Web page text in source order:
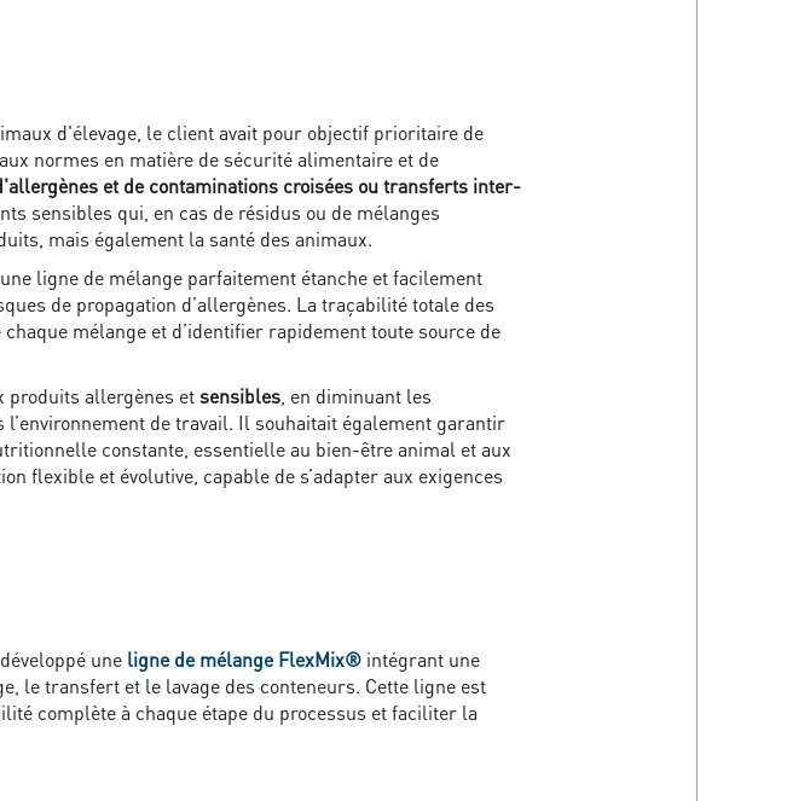
d'élevage, le client avait pour objectif prioritaire de
normes en matière de sécurité alimentaire et de
et de contaminations croisées ou transferts inter-
sensibles qui, en cas de résidus ou de mélanges
mais également la santé des animaux.
ligne de mélange parfaitement étanche et facilement
de propagation d’allergènes. La traçabilité totale des
mélange et d’identifier rapidement toute source de
produits allergènes etsensibles , en diminuant les
de travail. Il souhaitait également garantir
constante, essentielle au bien-être animal et aux
flexible et évolutive, capable de s’adapter aux exigences
une ligne de mélange FlexMix® intégrant une
le transfert et le lavage des conteneurs. Cette ligne est
complète à chaque étape du processus et faciliter la